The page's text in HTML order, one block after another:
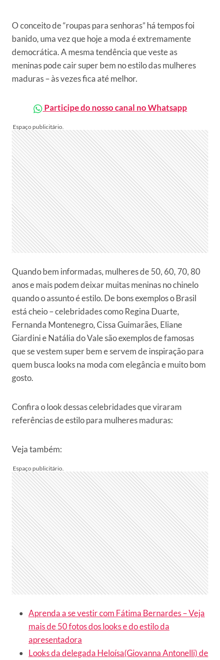
O conceito de “roupas para senhoras” há tempos foi
banido, uma vez que hoje a moda é extremamente
democrática. A mesma tendência que veste as
meninas pode cair super bem no estilo das mulheres
maduras – às vezes fica até melhor.
Participe do nosso canal no Whatsapp
Quando bem informadas, mulheres de 50, 60, 70, 80
anos e mais podem deixar muitas meninas no chinelo
quando o assunto é estilo. De bons exemplos o Brasil
está cheio – celebridades como Regina Duarte,
Fernanda Montenegro, Cissa Guimarães, Eliane
Giardini e Natália do Vale são exemplos de famosas
que se vestem super bem e servem de inspiração para
quem busca looks na moda com elegância e muito bom
gosto.
Confira o look dessas celebridades que viraram
referências de estilo para mulheres maduras:
Veja também:
Aprenda a se vestir com Fátima Bernardes – Veja
mais de 50 fotos dos looks e do estilo da
apresentadora
Looks da delegada Heloísa(Giovanna Antonelli) de